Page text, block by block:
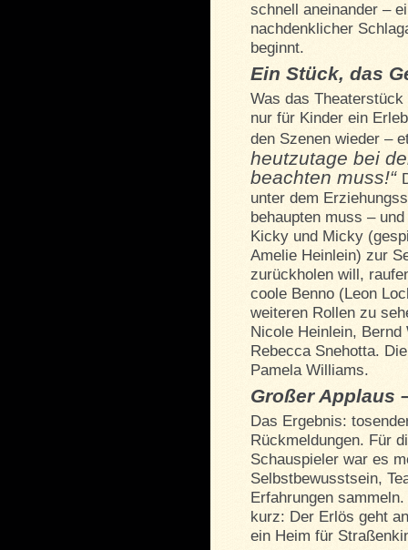
schnell aneinander –
nachdenklicher
beginnt.
Ein Stück, das
Was das
nur für Kinder ein
den Szenen wieder –
heutzutage bei
beachten muss!“
unter dem
behaupten muss –
Kicky und Micky
Amelie Heinlein) zur
zurückholen will,
coole Benno (Leon
weiteren Rollen zu
Nicole Heinlein,
Rebecca Snehotta.
Pamela Williams.
Großer Applaus
Das Ergebnis:
Rückmeldungen. Für
Schauspieler war es
Selbstbewusstsein,
Erfahrungen
kurz: Der Erlös geht
ein Heim für